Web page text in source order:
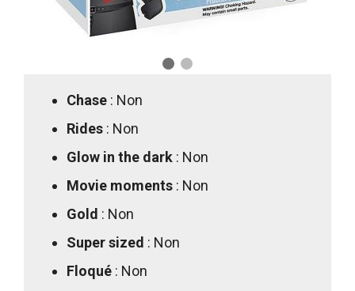
Chase : Non
Rides : Non
Glow in the dark : Non
Movie moments : Non
Gold : Non
Super sized : Non
Floqué : Non